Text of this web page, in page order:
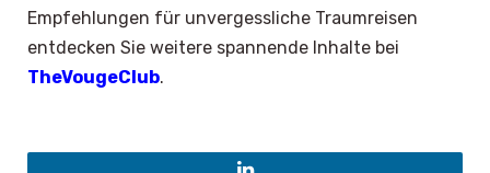
Empfehlungen für unvergessliche Traumreisen
entdecken Sie weitere spannende Inhalte bei
TheVougeClub.